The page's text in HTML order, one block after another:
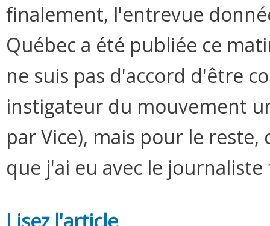
finalement, l'entrevue
Québec a été publiée ce
ne suis pas d'accord d'être
instigateur du mouvement
par Vice), mais pour le reste,
que j'ai eu avec le